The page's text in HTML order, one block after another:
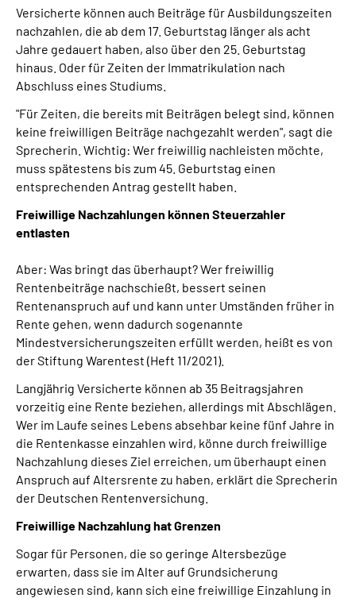
Versicherte können auch Beiträge für Ausbildungszeiten
nachzahlen, die ab dem 17. Geburtstag länger als acht
Jahre gedauert haben, also über den 25. Geburtstag
hinaus. Oder für Zeiten der Immatrikulation nach
Abschluss eines Studiums.
"Für Zeiten, die bereits mit Beiträgen belegt sind, können
keine freiwilligen Beiträge nachgezahlt werden", sagt die
Sprecherin. Wichtig: Wer freiwillig nachleisten möchte,
muss spätestens bis zum 45. Geburtstag einen
entsprechenden Antrag gestellt haben.
Freiwillige Nachzahlungen können Steuerzahler
entlasten
Aber: Was bringt das überhaupt? Wer freiwillig
Rentenbeiträge nachschießt, bessert seinen
Rentenanspruch auf und kann unter Umständen früher in
Rente gehen, wenn dadurch sogenannte
Mindestversicherungszeiten erfüllt werden, heißt es von
der Stiftung Warentest (Heft 11/2021).
Langjährig Versicherte können ab 35 Beitragsjahren
vorzeitig eine Rente beziehen, allerdings mit Abschlägen.
Wer im Laufe seines Lebens absehbar keine fünf Jahre in
die Rentenkasse einzahlen wird, könne durch freiwillige
Nachzahlung dieses Ziel erreichen, um überhaupt einen
Anspruch auf Altersrente zu haben, erklärt die Sprecherin
der Deutschen Rentenversichung.
Freiwillige Nachzahlung hat Grenzen
Sogar für Personen, die so geringe Altersbezüge
erwarten, dass sie im Alter auf Grundsicherung
angewiesen sind, kann sich eine freiwillige Einzahlung in